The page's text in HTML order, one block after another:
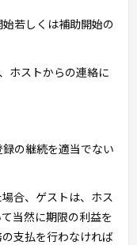
若しくは補助開始の
ホストからの連絡に
の継続を適当でない
合、ゲストは、ホス
当然に期限の利益を
支払を行わなければ